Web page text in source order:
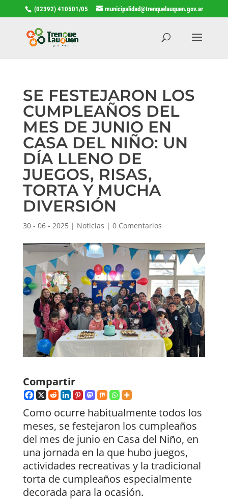
(02392) 410501/05 municipalidad@trenquelauquen.gov.ar
SE FESTEJARON LOS
CUMPLEAÑOS DEL
MES DE JUNIO EN
CASA DEL NIÑO: UN
DÍA LLENO DE
JUEGOS, RISAS,
TORTA Y MUCHA
DIVERSIÓN
30 - 06 - 2025| Noticias | 0 Comentarios
Compartir
Como ocurre habitualmente todos los
meses, se festejaron los cumpleaños
del mes de junio en Casa del Niño, en
una jornada en la que hubo juegos,
actividades recreativas y la tradicional
torta de cumpleaños especialmente
decorada para la ocasión.